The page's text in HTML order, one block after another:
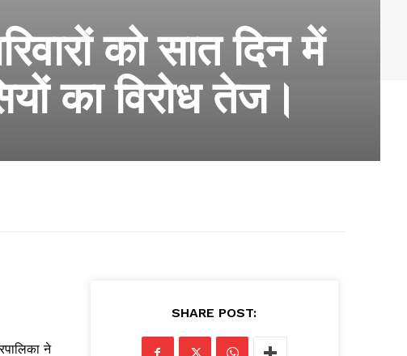
को सात दिन में
का विरोध तेज।
ने
SHARE POST: